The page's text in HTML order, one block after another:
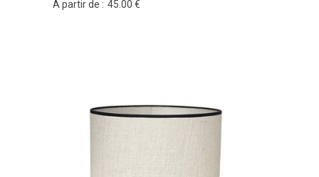
À partir de : 45 .00 €